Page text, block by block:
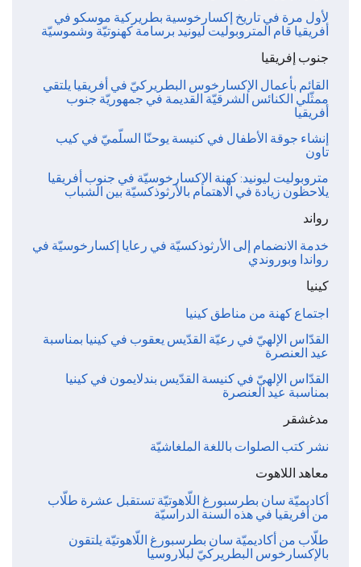
لأول مرة في تاريخ إكسارخوسية بطريركية موسكو في
أفريقيا قام المتروبوليت ليونيد برسامة كهنوتيّة وشموسيّة
جنوب إفريقيا
القائم بأعمال الإكسارخوس البطريركيّ في أفريقيا يلتقي
ممثّلي الكنائس الشرقيّة القديمة في جمهوريّة جنوب
أفريقيا
إنشاء جوقة الأطفال في كنيسة يوحنّا السلّميّ في كيب
تاون
متروبوليت ليونيد: كهنة الإكسارخوسيّة في جنوب أفريقيا
يلاحظون زيادة في الاهتمام بالأرثوذكسيّة بين الشباب
رواند
خدمة الانضمام إلى الأرثوذكسيّة في رعايا إكسارخوسيّة في
رواندا وبوروندي
كينيا
اجتماع كهنة من مناطق كينيا
القدّاس الإلهيّ في رعيّة القدّيس يعقوب في كينيا بمناسبة
عيد العنصرة
القدّاس الإلهيّ في كنيسة القدّيس بندلايمون في كينيا
بمناسبة عيد العنصرة
مدغشقر
نشر كتب الصلوات باللغة الملغاشيّة
معاهد اللاهوت
أكاديميّة سان بطرسبورغ اللّاهوتيّة تستقبل عشرة طلّاب
من أفريقيا في هذه السنة الدراسيّة
طلّاب من أكاديميّة سان بطرسبورغ اللّاهوتيّة يلتقون
بالإكسارخوس البطريركيّ لبلاروسيا